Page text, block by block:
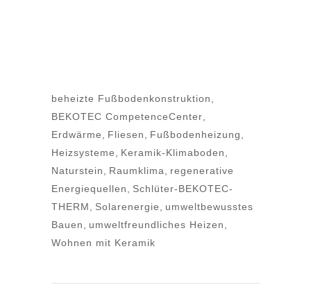
beheizte Fußbodenkonstruktion
BEKOTEC CompetenceCenter
Erdwärme
Fliesen Fußbodenheizung
Heizsysteme
Keramik-Klimaboden
Naturstein
Raumklima
regenerative
Energiequellen
Schlüter-BEKOTEC-
THERM
Solarenergie
umweltbewusstes
Bauen
umweltfreundliches Heizen
Wohnen mit Keramik